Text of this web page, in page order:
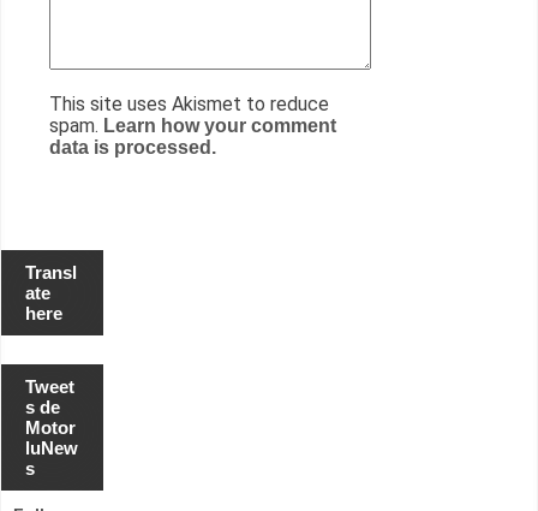
This site uses Akismet to reduce
spam. Learn how your comment
data is processed.
Transl
ate
here
Tweet
s de
Motor
luNew
s